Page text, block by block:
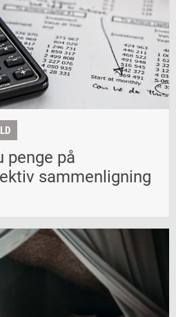
penge på
sammenligning